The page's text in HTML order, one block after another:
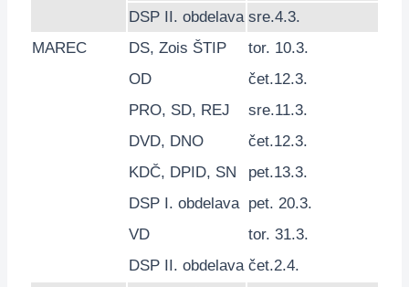
DSP II. obdelava sre.4.3.
MAREC
DS, Zois ŠTIP
tor. 10.3.
OD
čet.12.3.
PRO, SD, REJ
sre.11.3.
DVD, DNO
čet.12.3.
KDČ, DPID, SN
pet.13.3.
DSP I. obdelava pet. 20.3.
VD
tor. 31.3.
DSP II. obdelava čet.2.4.